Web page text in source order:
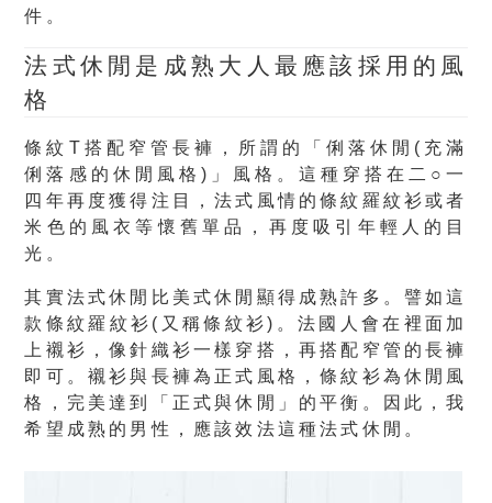
件。
法式休閒 是成熟大人最應該採用的風
格
條紋T搭配窄管長褲，所謂的「俐落休閒(充滿
俐落感的休閒風格)」風格。這種穿搭在二○一
四年再度獲得注目，法式風情的條紋羅紋衫或者
米色的風衣等懷舊單品，再度吸引年輕人的目
光。
其實法式休閒比美式休閒顯得成熟許多。譬如這
款條紋羅紋衫(又稱條紋衫)。法國人會在裡面加
上襯衫，像針織衫一樣穿搭，再搭配窄管的長褲
即可。襯衫與長褲為正式風格，條紋衫為休閒風
格，完美達到「正式與休閒」的平衡。因此，我
希望成熟的男性，應該效法這種法式休閒。